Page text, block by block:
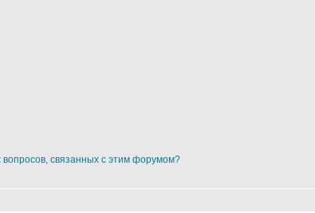
вопросов, связанных с этим форумом?